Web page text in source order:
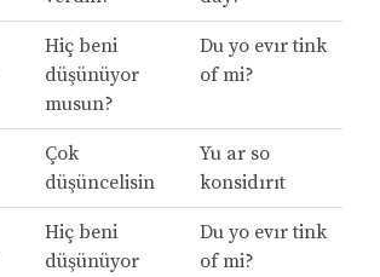
Hiç beni
düşünüyor
musun?
Du yo evır tink
of mi?
Çok
düşüncelisin
Yu ar so
konsidırıt
Hiç beni
düşünüyor
Du yo evır tink
of mi?